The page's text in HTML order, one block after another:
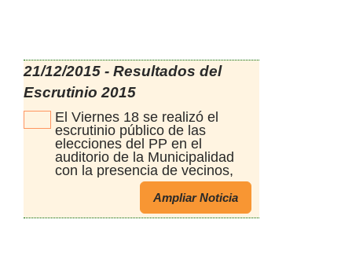
opiniones y propuestas para
realizar los proyectos que
seran elegidos por votación
para ser realizados en el
próximo año 2016
21/12/2015 - Resultados del
Escrutinio 2015
El Viernes 18 se realizó el
escrutinio público de las
elecciones del PP en el
auditorio de la Municipalidad
con la presencia de vecinos,
algunos de los cuales
participaron en la fiscalización
de la apertura de urnas y
Ampliar Noticia